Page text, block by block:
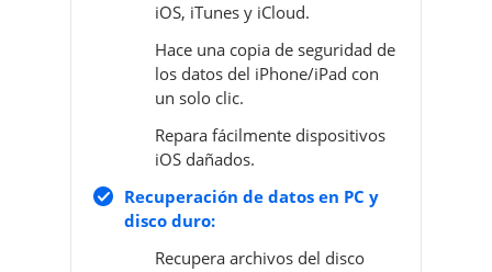
iOS, iTunes y iCloud.
Hace una copia de seguridad de
los datos del iPhone/iPad con
un solo clic.
Repara fácilmente dispositivos
iOS dañados.
Recuperación de datos en PC y
disco duro:
Recupera archivos del disco